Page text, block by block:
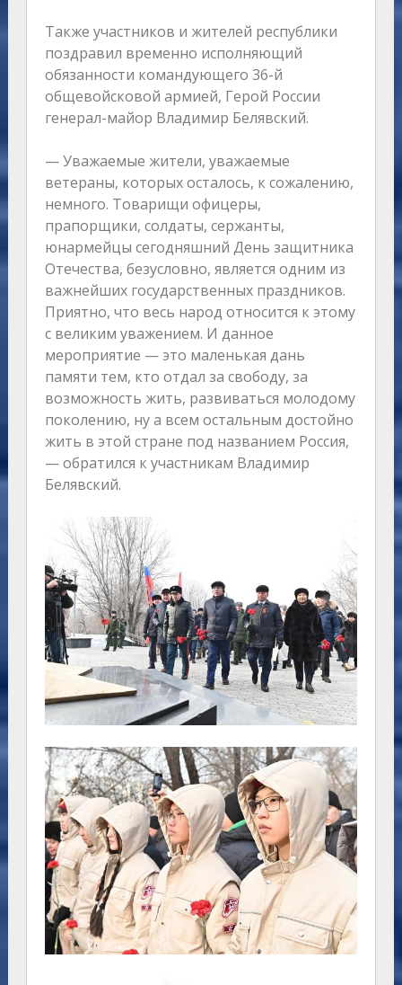
Также участников и жителей республики
поздравил временно исполняющий
обязанности командующего 36-й
общевойсковой армией, Герой России
генерал-майор Владимир Белявский.
— Уважаемые жители, уважаемые
ветераны, которых осталось, к сожалению,
немного. Товарищи офицеры,
прапорщики, солдаты, сержанты,
юнармейцы сегодняшний День защитника
Отечества, безусловно, является одним из
важнейших государственных праздников.
Приятно, что весь народ относится к этому
с великим уважением. И данное
мероприятие — это маленькая дань
памяти тем, кто отдал за свободу, за
возможность жить, развиваться молодому
поколению, ну а всем остальным достойно
жить в этой стране под названием Россия,
— обратился к участникам Владимир
Белявский.